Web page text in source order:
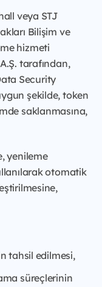
veya STJ
Bilişim ve
hizmeti
tarafından,
Security
şekilde, token
saklanmasına,
yenileme
otomatik
tahsil edilmesi,
süreçlerinin